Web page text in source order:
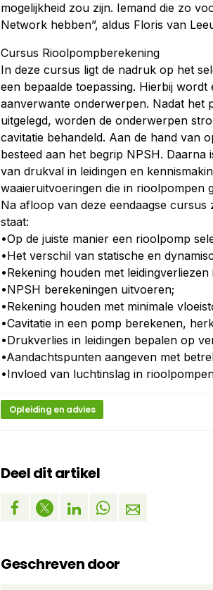
mogelijkheid zou zijn. Iemand die zo
Network hebben”, aldus Floris van
Cursus Rioolpompberekening
In deze cursus ligt de nadruk op het
een bepaalde toepassing. Hierbij
aanverwante onderwerpen. Nadat het
uitgelegd, worden de onderwerpen
cavitatie behandeld. Aan de hand van
besteed aan het begrip NPSH.
van drukval in leidingen en
waaieruitvoeringen die in rioolpompen
Na afloop van deze eendaagse
staat:
•Op de juiste manier een rioolpomp
•Het verschil van statische en
•Rekening houden met
•NPSH berekeningen uitvoeren;
•Rekening houden met minimale
•Cavitatie in een pomp berekenen,
•Drukverlies in leidingen bepalen op
•Aandachtspunten aangeven met
•Invloed van luchtinslag in
Opleiding en advies
Deel dit artikel
Geschreven door